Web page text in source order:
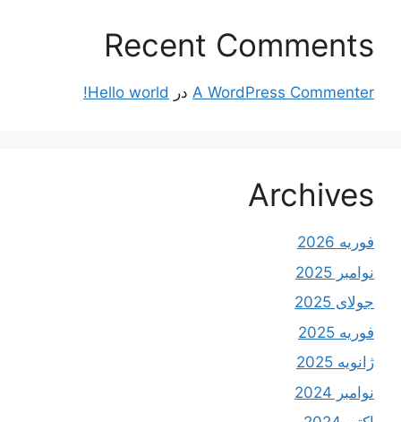
Recent Comments
A WordPress Commenter در Hello world!
Archives
فوریه 2026
نوامبر 2025
جولای 2025
فوریه 2025
ژانویه 2025
نوامبر 2024